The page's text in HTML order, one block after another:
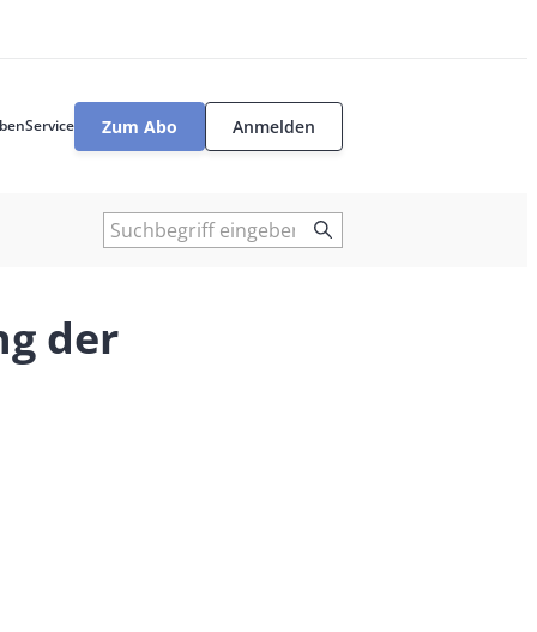
Service
User
Zum Abo Anmelden
Suche
der